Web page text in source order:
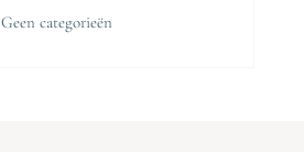
Geen categorieën